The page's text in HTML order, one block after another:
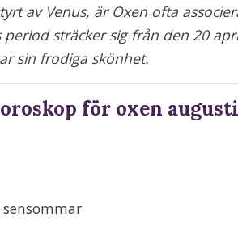
av Venus, är Oxen ofta
period sträcker sig från den 20
sin frodiga skönhet.
för oxen